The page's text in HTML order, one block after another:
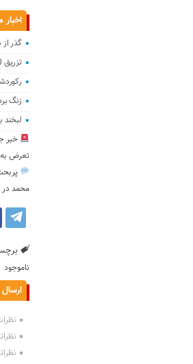
اخبار
گذر
تزریق 100 میلیارد تومان تسهیلات به روستاهای آذربایجان شرقی
زنگ
لبخند
خبر
تعرض به
محمد در
ناموجود